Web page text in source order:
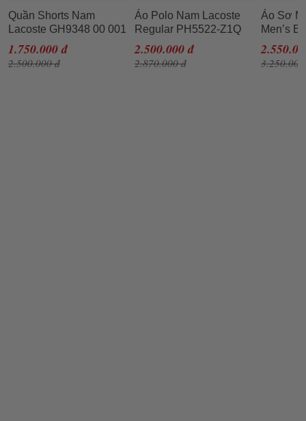
Quần Shorts Nam
Lacoste GH9348 00 001
Regular Fit Sports Màu
Trắng Size 5
1.750.000 đ
2.500.000 đ
Áo Polo Nam Lacoste
Regular PH5522-Z1Q
Màu Đỏ Đô Size 2
2.500.000 đ
2.870.000 đ
Áo Sơ
Men’s
Oxford
Regular
001 Màu